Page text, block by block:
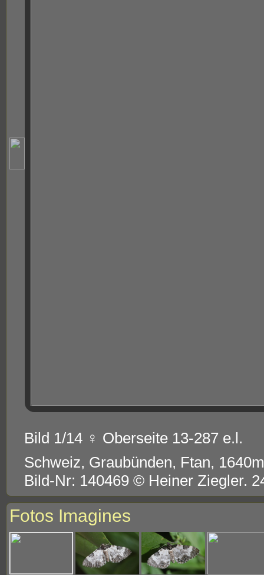
Bild 1/14 ♀ Oberseite 13-287 e.l.
Schweiz, Graubünden, Ftan, 1640m
Bild-Nr: 140469 © Heiner Ziegler.
Fotos Imagines